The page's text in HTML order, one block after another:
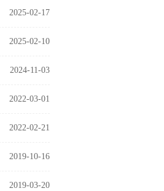
2025-02-17
2025-02-10
2024-11-03
2022-03-01
2022-02-21
2019-10-16
2019-03-20